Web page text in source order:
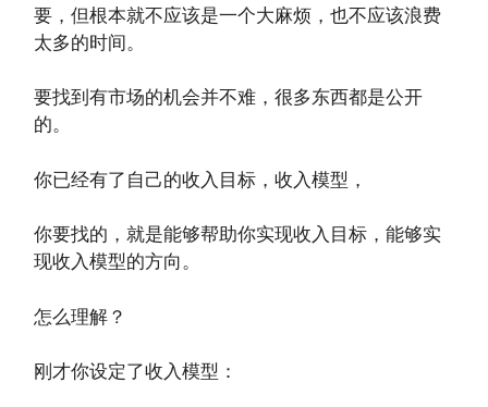
要，但根本就不应该是一个大麻烦，也不应该浪费
太多的时间。
要找到有市场的机会并不难，很多东西都是公开
的。
你已经有了自己的收入目标，收入模型，
你要找的，就是能够帮助你实现收入目标，能够实
现收入模型的方向。
怎么理解？
刚才你设定了收入模型：